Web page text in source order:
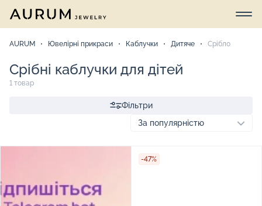
AURUM Ювелірні прикраси Каблучки Дитяче Срібло
Срібні каблучки для дітей
1 товар
Фільтри
-47%